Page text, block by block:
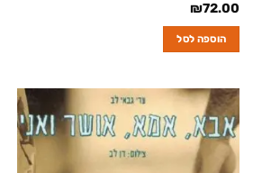
₪72.00
הוספה לסל